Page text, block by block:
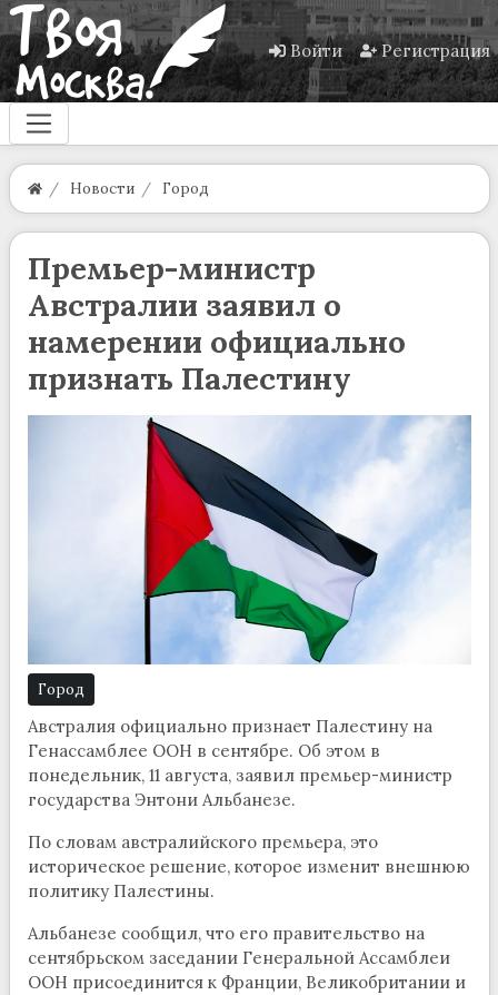
Войти Регистрация
Новости Город
Премьер-министр
Австралии заявил о
намерении официально
признать Палестину
Город
Австралия официально признает Палестину на
Генассамблее ООН в сентябре. Об этом в
понедельник, 11 августа, заявил премьер-министр
государства Энтони Альбанезе.
По словам австралийского премьера, это
историческое решение, которое изменит внешнюю
политику Палестины.
Альбанезе сообщил, что его правительство на
сентябрьском заседании Генеральной Ассамблеи
ООН присоединится к Франции, Великобритании и